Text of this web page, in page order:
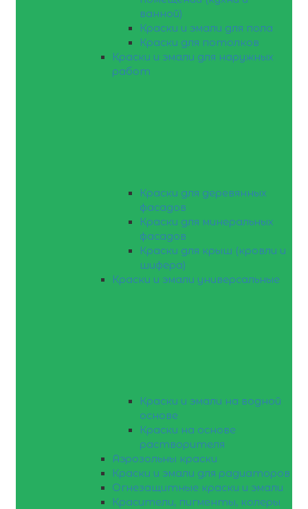
ванной)
Краски и эмали для пола
Краски для потолков
Краски и эмали для наружных
работ
Краски для деревянных
фасадов
Краски для минеральных
фасадов
Краски для крыш (кровли и
шифера)
Краски и эмали универсальные
Краски и эмали на водной
основе
Краски на основе
растворителя
Аэрозольны краски
Краски и эмали для радиаторов
Огнезащитные краски и эмали
Красители, пигменты, колеры